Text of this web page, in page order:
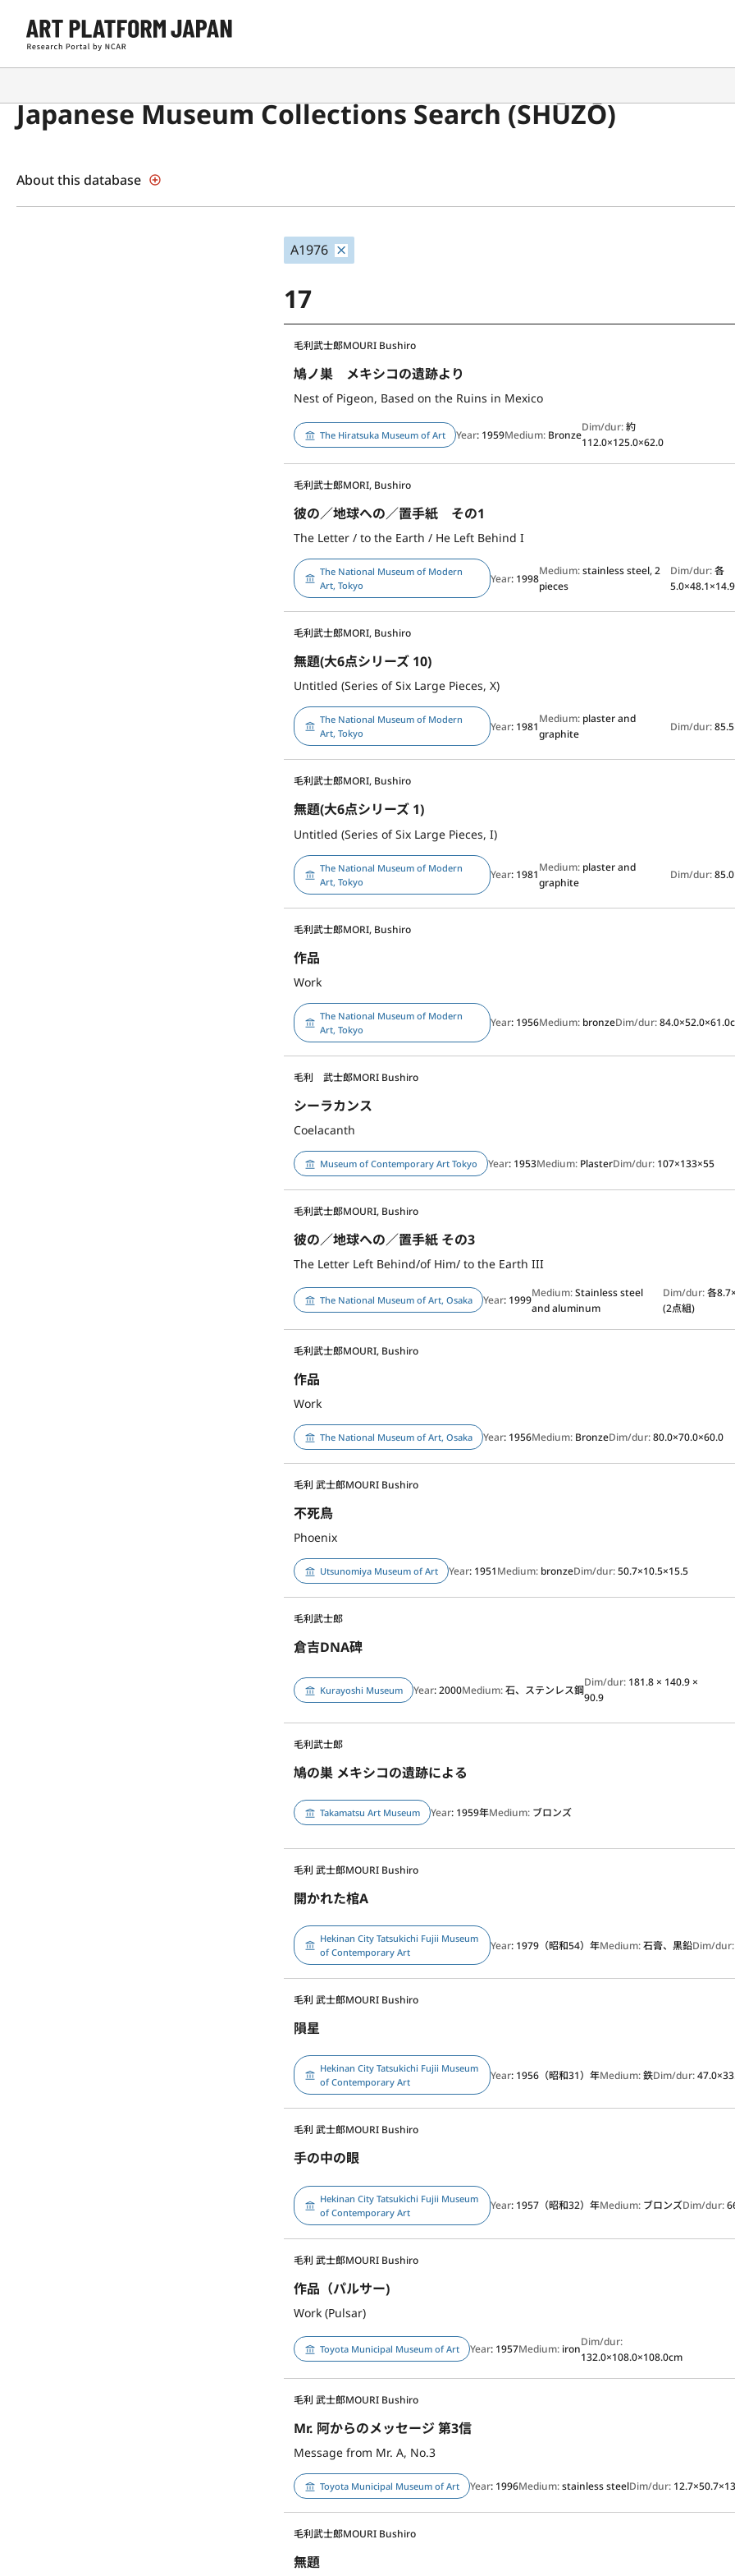
Japanese Museum Collections Search (SHŪZŌ)
About this database
A1976
17
鳩ノ巣 メキシコの遺跡より
Nest of Pigeon, Based on the Ruins in Mexico
毛利武士郎MOURI Bushiro
The Hiratsuka Museum of Art Year: 1959Medium: Bronze
Dim/dur:約
112.0×125.0×62.0
彼の／地球への／置手紙 その1
The Letter / to the Earth / He Left Behind I
毛利武士郎MORI, Bushiro
The National Museum of Modern
Art, Tokyo
Year: 1998
Medium:stainless steel, 2
pieces
Dim/dur:各
無題(大6点シリーズ 10)
Untitled (Series of Six Large Pieces, X)
毛利武士郎MORI, Bushiro
The National Museum of Modern
Art, Tokyo
Year: 1981
Medium: plaster and
graphite
Dim/dur:
無題(大6点シリーズ 1)
Untitled (Series of Six Large Pieces, I)
毛利武士郎MORI, Bushiro
The National Museum of Modern
Art, Tokyo
Year: 1981
Medium: plaster and
graphite
Dim/dur:
作品
Work
毛利武士郎MORI, Bushiro
The National Museum of Modern
Art, Tokyo
Year: 1956Medium: bronzeDim/dur:
シーラカンス
Coelacanth
毛利 武士郎MORI Bushiro
Museum of Contemporary Art Tokyo Year: 1953Medium: PlasterDim/dur: 107×133×55
彼の／地球への／置手紙 その3
The Letter Left Behind/of Him/ to the Earth III
毛利武士郎MOURI, Bushiro
The National Museum of Art, Osaka Year: 1999
Medium:Stainless steel
and aluminum
Dim/dur:各
(2点組)
作品
Work
毛利武士郎MOURI, Bushiro
The National Museum of Art, Osaka Year: 1956Medium: BronzeDim/dur:80.0×70.0×60.0
不死鳥
Phoenix
毛利 武士郎MOURI Bushiro
Utsunomiya Museum of Art Year: 1951Medium: bronzeDim/dur:50.7×10.5×15.5
倉吉DNA碑
毛利武士郎
Kurayoshi Museum Year: 2000Medium:石、ステンレス鋼
Dim/dur: 181.8 × 140.9 ×
90.9
鳩の巣 メキシコの遺跡による
毛利武士郎
Takamatsu Art Museum Year: 1959年Medium: ブロンズ
開かれた棺A
毛利 武士郎MOURI Bushiro
Hekinan City Tatsukichi Fujii Museum
of Contemporary Art
Year: 1979（昭和54）年Medium:石膏、黒鉛Dim/
隕星
毛利 武士郎MOURI Bushiro
Hekinan City Tatsukichi Fujii Museum
of Contemporary Art
Year: 1956（昭和31）年Medium:鉄Dim/dur:
手の中の眼
毛利 武士郎MOURI Bushiro
Hekinan City Tatsukichi Fujii Museum
of Contemporary Art
Year: 1957（昭和32）年Medium: ブロンズDim/dur:
作品（パルサー)
Work (Pulsar)
毛利 武士郎MOURI Bushiro
Toyota Municipal Museum of Art Year: 1957Medium: iron
Dim/dur:
132.0×108.0×108.0cm
Mr. 阿からのメッセージ 第3信
Message from Mr. A, No.3
毛利 武士郎MOURI Bushiro
Toyota Municipal Museum of Art Year: 1996Medium:stainless steelDim/dur:
無題
毛利武士郎MOURI Bushiro